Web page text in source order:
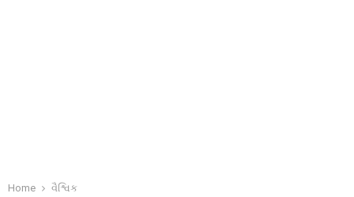
Home
વૈશ્વિક